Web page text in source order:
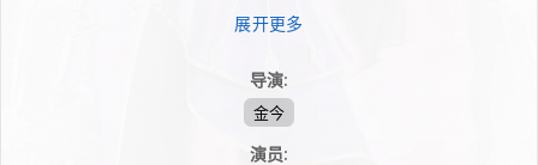
之地打破了和谐，那里，囚禁着拥有毁灭之力的远古大仙子。他们
被称为十阶，能够带来疾病、战争和灾难。为了保护叶罗丽仙境和
开禁忌之地的秘密。这场战役我们看到了他们无畏与勇敢，也感受
到了人性的脆弱与坚韧。这是一场对抗黑暗力量的战斗，也是对希
望与勇气的赞美。
展开更多
导演:
金今
演员: